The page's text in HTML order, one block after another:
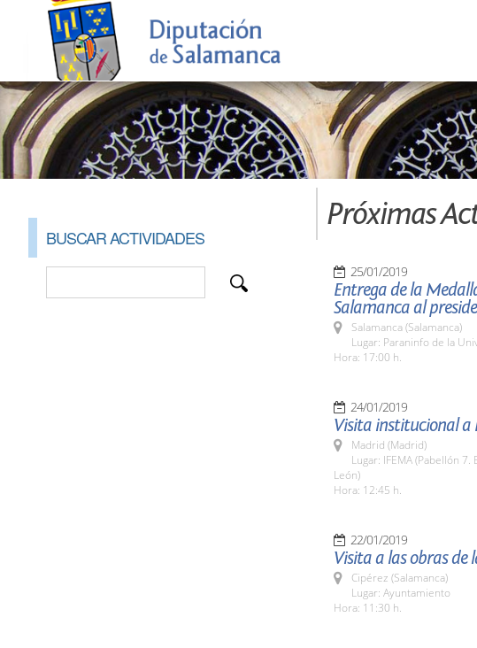
BUSCAR ACTIVIDADES
Próximas
25/01/2019
Entrega de la
Salamanca al
Salamanca (Salamanca)
Lugar: Paraninfo de la
Hora: 17:00 h.
24/01/2019
Visita institucional a
Madrid (Madrid)
Lugar: IFEMA (Pabellón
León)
Hora: 12:45 h.
22/01/2019
Visita a las obras de
Cipérez (Salamanca)
Lugar: Ayuntamiento
Hora: 11:30 h.